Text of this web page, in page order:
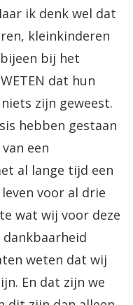
ik denk wel dat
kleinkinderen
bij het
dat hun
zijn geweest.
hebben gestaan
een
al lange tijd een
voor al drie
wat wij voor deze
weten dat wij
En dat zijn we